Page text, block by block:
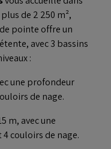
de 2 250 m²,
pointe offre un
avec 3 bassins
:
une profondeur
de nage.
m, avec une
couloirs de nage.